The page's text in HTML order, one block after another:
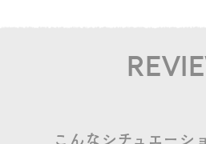
こんなシチュエーシ